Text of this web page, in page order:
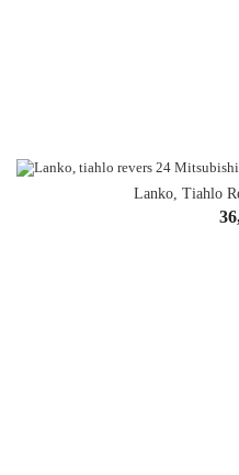
Lanko, Tiahlo